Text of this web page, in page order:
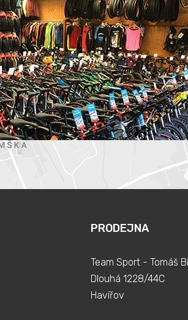
PRODEJNA
Team Sport - Tomáš
Dlouhá 1228/44C
Havířov